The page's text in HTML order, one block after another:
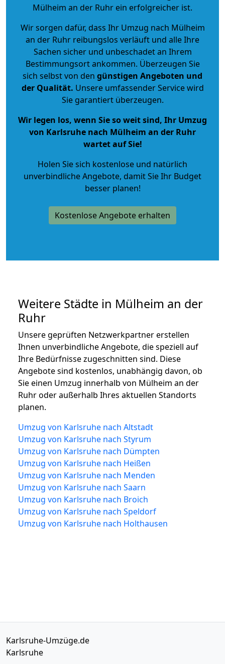
Mülheim an der Ruhr ein erfolgreicher ist.
Wir sorgen dafür, dass Ihr Umzug nach Mülheim
an der Ruhr reibungslos verläuft und alle Ihre
Sachen sicher und unbeschadet an Ihrem
Bestimmungsort ankommen. Überzeugen Sie
sich selbst von den günstigen Angeboten und
der Qualität. Unsere umfassender Service wird
Sie garantiert überzeugen.
Wir legen los, wenn Sie so weit sind, Ihr Umzug
von Karlsruhe nach Mülheim an der Ruhr
wartet auf Sie!
Holen Sie sich kostenlose und natürlich
unverbindliche Angebote, damit Sie Ihr Budget
besser planen!
Kostenlose Angebote erhalten
Weitere Städte in Mülheim an der
Ruhr
Unsere geprüften Netzwerkpartner erstellen
Ihnen unverbindliche Angebote, die speziell auf
Ihre Bedürfnisse zugeschnitten sind. Diese
Angebote sind kostenlos, unabhängig davon, ob
Sie einen Umzug innerhalb von Mülheim an der
Ruhr oder außerhalb Ihres aktuellen Standorts
planen.
Umzug von Karlsruhe nach Altstadt
Umzug von Karlsruhe nach Styrum
Umzug von Karlsruhe nach Dümpten
Umzug von Karlsruhe nach Heißen
Umzug von Karlsruhe nach Menden
Umzug von Karlsruhe nach Saarn
Umzug von Karlsruhe nach Broich
Umzug von Karlsruhe nach Speldorf
Umzug von Karlsruhe nach Holthausen
Karlsruhe-Umzüge.de
Karlsruhe